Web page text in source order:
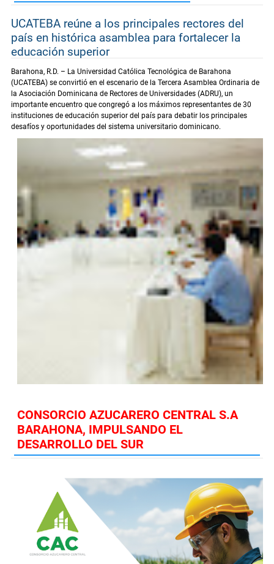
UCATEBA reúne a los principales rectores del
país en histórica asamblea para fortalecer la
educación superior
Barahona, R.D. – La Universidad Católica Tecnológica de Barahona
(UCATEBA) se convirtió en el escenario de la Tercera Asamblea Ordinaria de
la Asociación Dominicana de Rectores de Universidades (ADRU), un
importante encuentro que congregó a los máximos representantes de 30
instituciones de educación superior del país para debatir los principales
desafíos y oportunidades del sistema universitario dominicano.
CONSORCIO AZUCARERO CENTRAL S.A
BARAHONA, IMPULSANDO EL
DESARROLLO DEL SUR